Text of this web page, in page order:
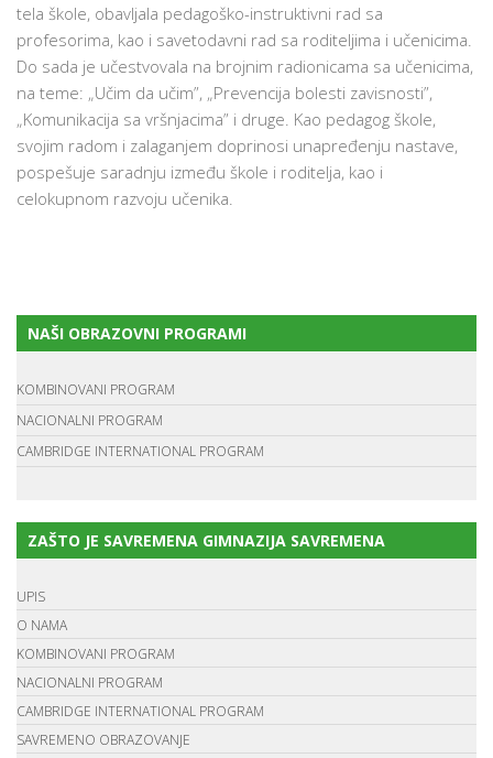
tela škole, obavljala pedagoško-instruktivni rad sa
profesorima, kao i savetodavni rad sa roditeljima i učenicima.
Do sada je učestvovala na brojnim radionicama sa učenicima,
na teme: „Učim da učim”, „Prevencija bolesti zavisnosti”,
„Komunikacija sa vršnjacima” i druge. Kao pedagog škole,
svojim radom i zalaganjem doprinosi unapređenju nastave,
pospešuje saradnju između škole i roditelja, kao i
celokupnom razvoju učenika.
NAŠI OBRAZOVNI PROGRAMI
KOMBINOVANI PROGRAM
NACIONALNI PROGRAM
CAMBRIDGE INTERNATIONAL PROGRAM
ZAŠTO JE SAVREMENA GIMNAZIJA SAVREMENA
UPIS
O NAMA
KOMBINOVANI PROGRAM
NACIONALNI PROGRAM
CAMBRIDGE INTERNATIONAL PROGRAM
SAVREMENO OBRAZOVANJE